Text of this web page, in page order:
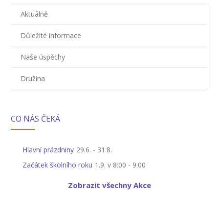
---- Koordinátor vzdělávání cizinců
Prvnáčci
-- Co škola nabízí
-- První školní dny
-- Inspekční zpráva
Aktuálně
Důležité informace
Naše úspěchy
Družina
CO NÁS ČEKÁ
Hlavní prázdniny 29.6. - 31.8.
Začátek školního roku 1.9. v 8:00 - 9:00
Zobrazit všechny Akce